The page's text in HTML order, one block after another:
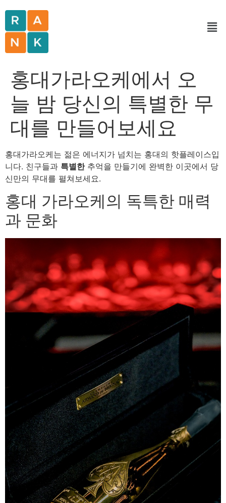
홍대가라오케에서 오
늘 밤 당신의 특별한 무
대를 만들어보세요
홍대가라오케는 젊은 에너지가 넘치는 홍대의 핫플레이스입
니다. 친구들과 특별한추억을 만들기에 완벽한 이곳에서 당
신만의 무대를 펼쳐보세요.
홍대 가라오케의 독특한 매력
과 문화